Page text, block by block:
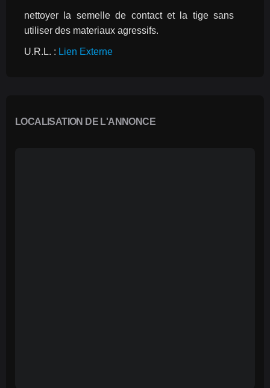
nettoyer la semelle de contact et la tige sans
utiliser des materiaux agressifs.
U.R.L. : Lien Externe
LOCALISATION DE L'ANNONCE